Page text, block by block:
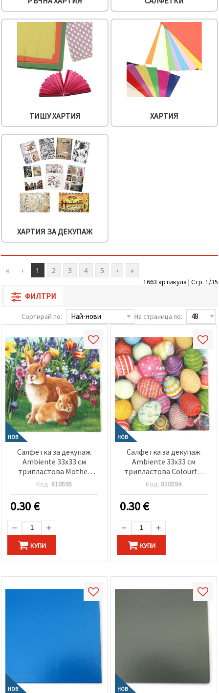
ТИШУ ХАРТИЯ ХАРТИЯ
ХАРТИЯ ЗА ДЕКУПАЖ
« ‹ 1 2 3 4 5 › »
1663 артикула | Стр. 1/35
ФИЛТРИ
Сортирай по: На страница по:
НОВ
Салфетка за декупаж
Ambiente 33x33 см
трипластова Mother
bunny -1 брой
Код: 810595
0.30€
КУПИ
НОВ
Салфетка за декупаж
Ambiente 33x33 см
трипластова Colourful
eggs -1 брой
Код: 810594
0.30€
КУПИ
НОВ НОВ